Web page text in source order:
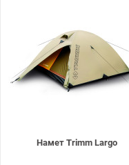
Намет Trimm Largo